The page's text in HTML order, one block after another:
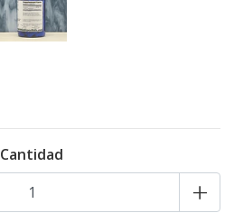
Cantidad
+